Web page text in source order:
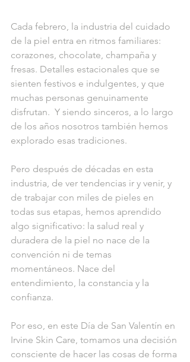
Cada febrero, la industria del cuidado
de la piel entra en ritmos familiares:
corazones, chocolate, champaña y
fresas. Detalles estacionales que se
sienten festivos e indulgentes, y que
muchas personas genuinamente
disfrutan.  Y siendo sinceros, a lo largo
de los años nosotros también hemos
explorado esas tradiciones.
Pero después de décadas en esta
industria, de ver tendencias ir y venir, y
de trabajar con miles de pieles en
todas sus etapas, hemos aprendido
algo significativo: la salud real y
duradera de la piel no nace de la
convención ni de temas
momentáneos. Nace del
entendimiento, la constancia y la
confianza.
Por eso, en este Día de San Valentín en
Irvine Skin Care, tomamos una decisión
consciente de hacer las cosas de forma